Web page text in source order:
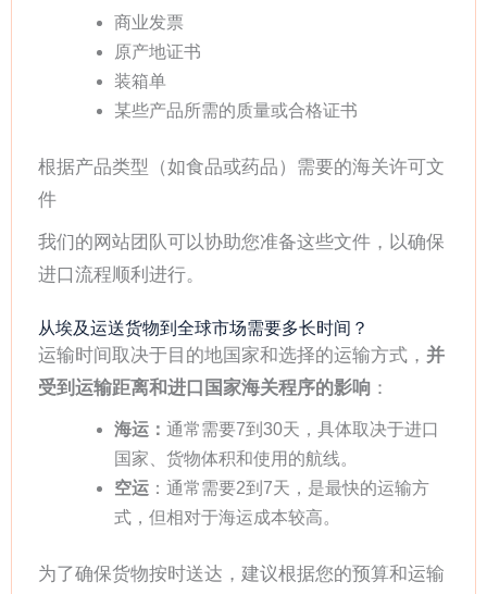
商业发票
原产地证书
装箱单
某些产品所需的质量或合格证书
根据产品类型（如食品或药品）需要的海关许可文
件
我们的网站团队可以协助您准备这些文件，以确保
进口流程顺利进行。
从埃及运送货物到全球市场需要多长时间？
运输时间取决于目的地国家和选择的运输方式， 并
受到运输距离和进口国家海关程序的影响 ：
海运： 通常需要7到30天，具体取决于进口
国家、货物体积和使用的航线。
空运：通常需要2到7天，是最快的运输方
式，但相对于海运成本较高。
为了确保货物按时送达，建议根据您的预算和运输